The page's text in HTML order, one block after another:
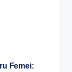
Femei: